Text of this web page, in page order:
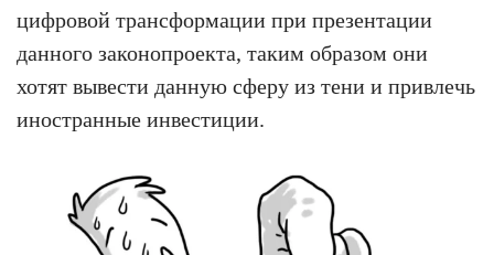
цифровой трансформации при презентации
данного законопроекта, таким образом они
хотят вывести данную сферу из тени и привлечь
иностранные инвестиции.